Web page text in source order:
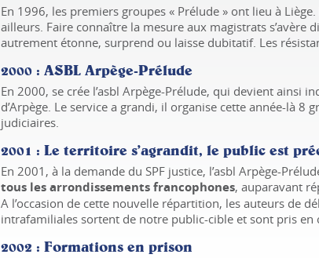
En 1996, les premiers groupes « Prélude » ont lieu à
ailleurs. Faire connaître la mesure aux magistrats s’avère
autrement étonne, surprend ou laisse dubitatif. Les
2000 : ASBL Arpège-Prélude
En 2000, se crée l’asbl Arpège-Prélude, qui devient ainsi
d’Arpège. Le service a grandi, il organise cette année-là 8
judiciaires.
2001 : Le territoire s’agrandit, le public est
En 2001, à la demande du SPF justice, l’asbl Arpège-
tous les arrondissements francophones, auparavant
A l’occasion de cette nouvelle répartition, les auteurs de
intrafamiliales sortent de notre public-cible et sont pris en
2002 : Formations en prison